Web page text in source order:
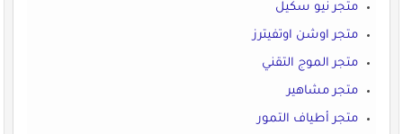
متجر نيو سكيل
متجر اوشن اوتفيترز
متجر الموج التقني
متجر مشاهير
متجر أطياف التمور